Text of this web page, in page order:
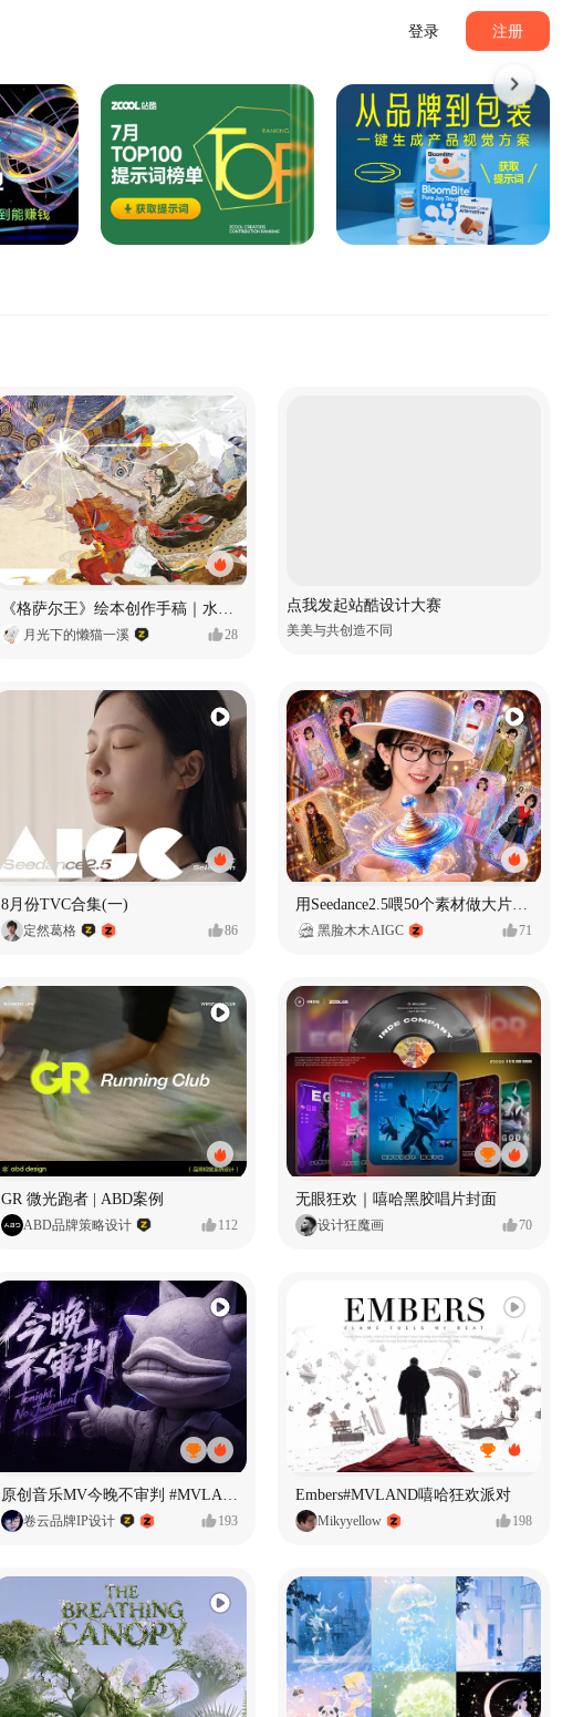
登录 注册
《格萨尔王》绘本创作手稿｜水彩墨韵下的史诗回响
月光下的懒猫一溪 28
点我发起站酷设计大赛
美美与共创造不同
8月份TVC合集(一)
定然葛格 86 黑脸木木AIGC 71
GR 微光跑者 | ABD案例
ABD品牌策略设计 112
无眼狂欢｜嘻哈黑胶唱片封面
设计狂魔画 70
卷云品牌IP设计 193
Embers#MVLAND嘻哈狂欢派对
Mikyyellow 198